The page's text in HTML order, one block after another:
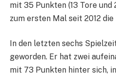
mit 35 Punkten (13 Tore und
zum ersten Mal seit 2012
In den letzten sechs
geworden. Er hat zwei
mit 73 Punkten hinter sich,